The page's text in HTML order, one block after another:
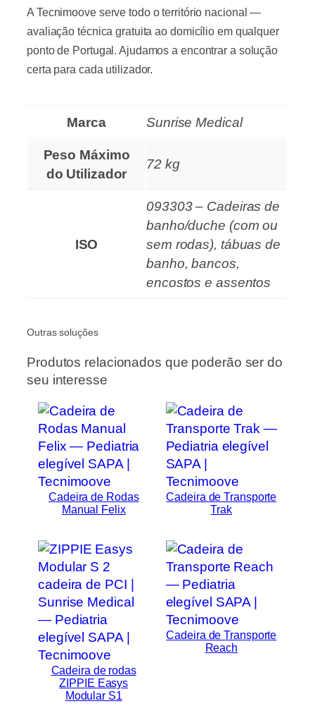
A Tecnimoove serve todo o território nacional —
avaliação técnica gratuita ao domicílio em qualquer
ponto de Portugal. Ajudamos a encontrar a solução
certa para cada utilizador.
Marca Sunrise Medical
Peso Máximo
do Utilizador
72 kg
ISO
093303 – Cadeiras de
banho/duche (com ou
sem rodas), tábuas de
banho, bancos,
encostos e assentos
Outras soluções
Produtos relacionados que poderão ser do
seu interesse
Cadeira de Rodas
Manual Felix
Cadeira de Transporte
Trak
Cadeira de rodas
ZIPPIE Easys
Modular S1
Cadeira de Transporte
Reach